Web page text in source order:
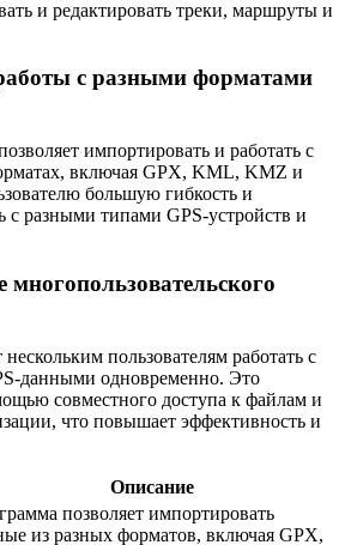
и редактировать треки, маршруты и
с разными форматами
импортировать и работать с
включая GPX, KML, KMZ и
большую гибкость и
с разными типами GPS-устройств и
многопользовательского
пользователям работать с
данными одновременно. Это
совместного доступа к файлам и
что повышает эффективность и
Описание
позволяет импортировать
из разных форматов, включая GPX,